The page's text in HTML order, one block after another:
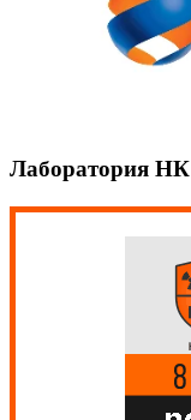
Лаборатория НК